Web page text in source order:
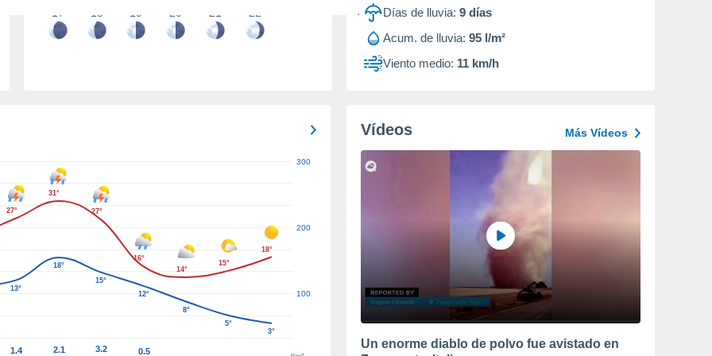
17 18 19 20 21 22 Días de lluvia: 9 días
Acum. de lluvia: 95 l/m²
Viento medio: 11 km/h
100
200
300
1.4 2.1 3.2 0.5
27°
31°
27°
16°
14°
15°
18°
13°
18°
15°
12°
8°
5°
3°
Vídeos Más Vídeos
Un enorme diablo de polvo fue avistado en